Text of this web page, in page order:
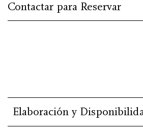
Contactar para Reservar
Elaboración y